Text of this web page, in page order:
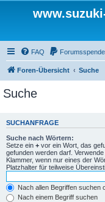
FAQ Forumsspende
Foren-Übersicht Suche
Suche
SUCHANFRAGE
Suche nach Wörtern:
Setze ein + vor ein Wort, das
gefunden werden darf.
Klammer, wenn nur eines der
Platzhalter für teilweise
Nach allen Begriffen suchen
Nach einem Begriff suchen